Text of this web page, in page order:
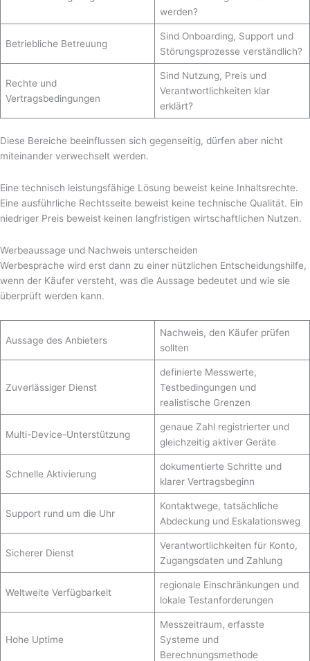
werden?
Betriebliche Betreuung
Sind Onboarding, Support und
Störungsprozesse verständlich?
Rechte und
Vertragsbedingungen
Sind Nutzung, Preis und
Verantwortlichkeiten klar
erklärt?
Diese Bereiche beeinflussen sich gegenseitig, dürfen aber nicht
miteinander verwechselt werden.
Eine technisch leistungsfähige Lösung beweist keine Inhaltsrechte.
Eine ausführliche Rechtsseite beweist keine technische Qualität. Ein
niedriger Preis beweist keinen langfristigen wirtschaftlichen Nutzen.
Werbeaussage und Nachweis unterscheiden
Werbesprache wird erst dann zu einer nützlichen Entscheidungshilfe,
wenn der Käufer versteht, was die Aussage bedeutet und wie sie
überprüft werden kann.
Aussage des Anbieters
Nachweis, den Käufer prüfen
sollten
Zuverlässiger Dienst
definierte Messwerte,
Testbedingungen und
realistische Grenzen
Multi-Device-Unterstützung
genaue Zahl registrierter und
gleichzeitig aktiver Geräte
Schnelle Aktivierung
dokumentierte Schritte und
klarer Vertragsbeginn
Support rund um die Uhr
Kontaktwege, tatsächliche
Abdeckung und Eskalationsweg
Sicherer Dienst
Verantwortlichkeiten für Konto,
Zugangsdaten und Zahlung
Weltweite Verfügbarkeit
regionale Einschränkungen und
lokale Testanforderungen
Hohe Uptime
Messzeitraum, erfasste
Systeme und
Berechnungsmethode